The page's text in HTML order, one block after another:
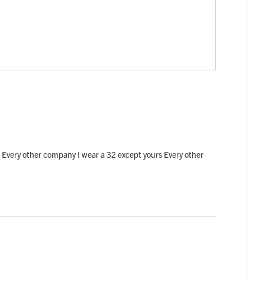
other company I wear a 32 except yours Every other